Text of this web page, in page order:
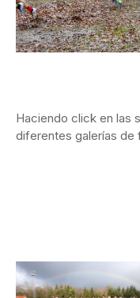
Haciendo click en las
diferentes galerías de